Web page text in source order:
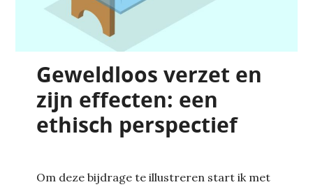
Geweldloos verzet en
zijn effecten: een
ethisch perspectief
Om deze bijdrage te illustreren start ik met